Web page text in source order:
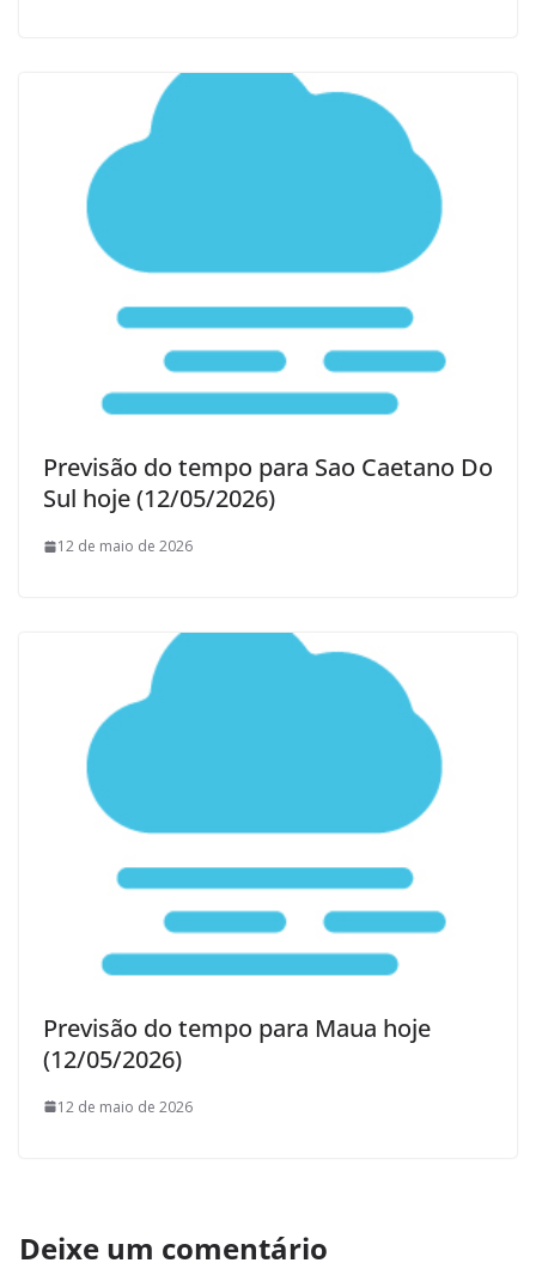
Previsão do tempo para Sao Caetano Do
Sul hoje (12/05/2026)
12 de maio de 2026
Previsão do tempo para Maua hoje
(12/05/2026)
12 de maio de 2026
Deixe um comentário